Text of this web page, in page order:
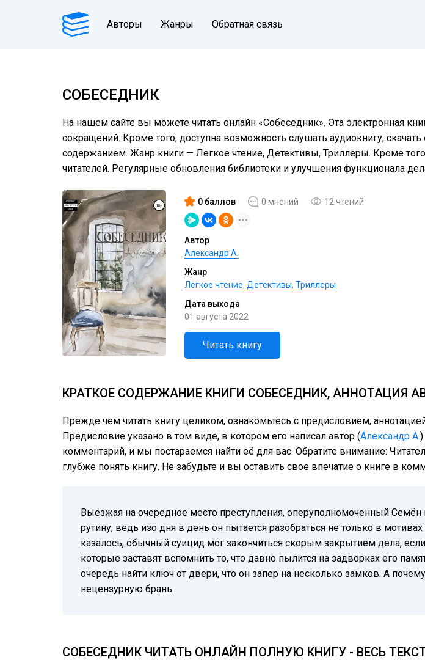
Авторы Жанры Обратная связь
СОБЕСЕДНИК
На нашем сайте вы можете читать онлайн «Собеседник». Эта электронная
сокращений. Кроме того, доступна возможность слушать аудиокнигу,
содержанием. Жанр книги — Легкое чтение, Детективы, Триллеры. Кроме
читателей. Регулярные обновления библиотеки и улучшения функционала
0 баллов 0 мнений 12 чтений
Автор
Александр А.
Жанр
Легкое чтение, Детективы, Триллеры
Дата выхода
01 августа 2022
Читать книгу
КРАТКОЕ СОДЕРЖАНИЕ КНИГИ СОБЕСЕДНИК, АННОТАЦИЯ
Прежде чем читать книгу целиком, ознакомьтесь с предисловием,
Предисловие указано в том виде, в котором его написал автор (Александр А.
комментарий, и мы постараемся найти её для вас. Обратите внимание:
глубже понять книгу. Не забудьте и вы оставить свое впечатие о книге в
Выезжая на очередное место преступления, оперуполномоченный
рутину, ведь изо дня в день он пытается разобраться не только в
казалось, обычный суицид мог закончиться скорым закрытием дела,
которые заставят вспомнить то, что давно пылится на задворках его
очередь найти ключ от двери, что он запер на несколько замков. А
нецензурную брань.
СОБЕСЕДНИК ЧИТАТЬ ОНЛАЙН ПОЛНУЮ КНИГУ - ВЕСЬ